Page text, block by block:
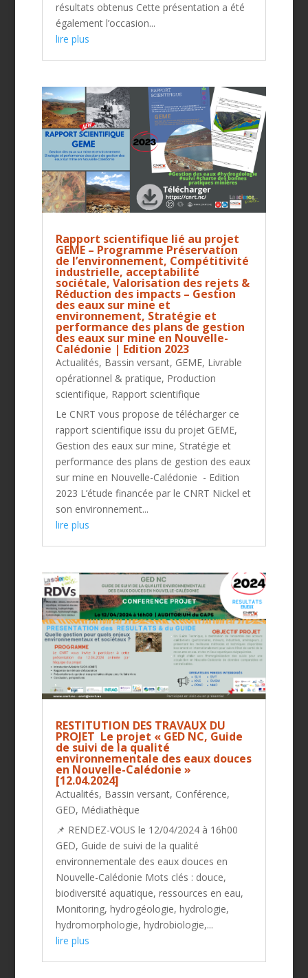
résultats obtenus Cette présentation a été
également l’occasion...
lire plus
Rapport scientifique lié au projet
GEME – Programme Préservation
de l’environnement, Compétitivité
industrielle, acceptabilité
sociétale, Valorisation des rejets &
Réduction des impacts – Gestion
des eaux sur mine et
environnement, Stratégie et
performance des plans de gestion
des eaux sur mine en Nouvelle-
Calédonie | Edition 2023
Actualités, Bassin versant, GEME, Livrable
opérationnel & pratique, Production
scientifique, Rapport scientifique
Le CNRT vous propose de télécharger ce
rapport scientifique issu du projet GEME,
Gestion des eaux sur mine, Stratégie et
performance des plans de gestion des eaux
sur mine en Nouvelle-Calédonie - Edition
2023 L’étude financée par le CNRT Nickel et
son environnement...
lire plus
RESTITUTION DES TRAVAUX DU
PROJET Le projet « GED NC, Guide
de suivi de la qualité
environnementale des eaux douces
en Nouvelle-Calédonie »
[12.04.2024]
Actualités, Bassin versant, Conférence,
GED, Médiathèque
📌 RENDEZ-VOUS le 12/04/2024 à 16h00
GED, Guide de suivi de la qualité
environnementale des eaux douces en
Nouvelle-Calédonie Mots clés : douce,
biodiversité aquatique, ressources en eau,
Monitoring, hydrogéologie, hydrologie,
hydromorphologie, hydrobiologie,...
lire plus